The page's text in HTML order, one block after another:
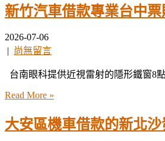
新竹汽車借款專業台中
2026-07-06
|
尚無留言
台南眼科提供近視雷射的隱形鐵窗8
Read More »
大安區機車借款的新北